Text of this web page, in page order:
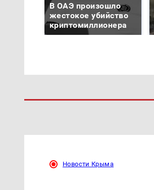
В ОАЭ произошло
жестокое убийство
криптомиллионера
Новости Крыма